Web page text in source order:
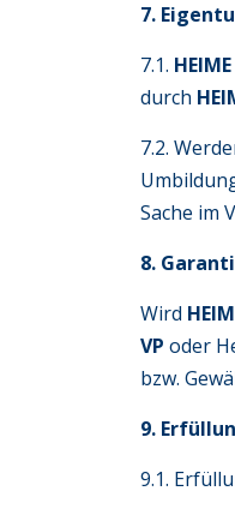
7.
7.1. HEIME
durch
7.2.
Sache im
8.
Wird
VP oder
bzw.
9.
9.1.